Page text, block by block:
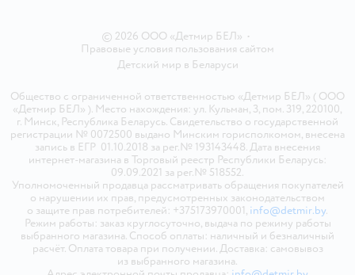
© 2026 ООО «Детмир БЕЛ» •
Правовые условия пользования сайтом
Детский мир в Беларуси
Общество с ограниченной ответственностью «Детмир БЕЛ» ( ООО
«Детмир БЕЛ» ). Место нахождения: ул. Кульман, 3, пом. 319, 220100,
г. Минск, Республика Беларусь. Свидетельство о государственной
регистрации № 0072500 выдано Минским горисполкомом, внесена
запись в ЕГР 01.10.2018 за рег.№ 193143448. Дата внесения
интернет-магазина в Торговый реестр Республики Беларусь:
09.09.2021 за рег.№ 518552.
Уполномоченный продавца рассматривать обращения покупателей
о нарушении их прав, предусмотренных законодательством
о защите прав потребителей: +375173970001, info@detmir.by.
Режим работы: заказ круглосуточно, выдача по режиму работы
выбранного магазина. Способ оплаты: наличный и безналичный
расчёт. Оплата товара при получении. Доставка: самовывоз
из выбранного магазина.